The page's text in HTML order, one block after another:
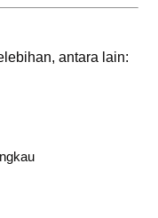
antara lain: